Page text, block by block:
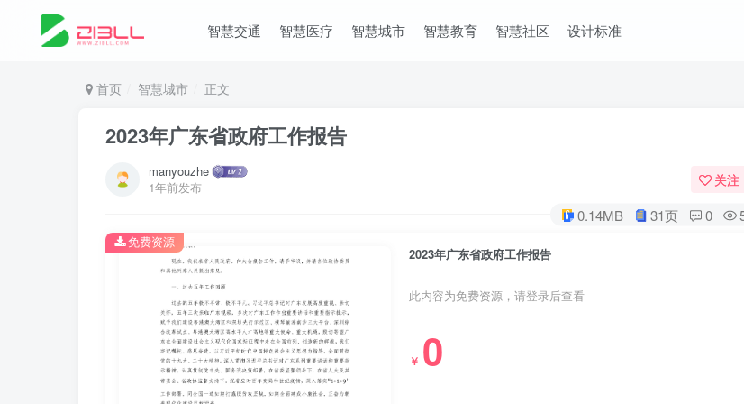
智慧交通 智慧医疗 智慧城市 智慧教育 智慧社区 设计标准
首页 智慧城市 正文
2023年广东省政府工作报告
manyouzhe
1年前发布
关注
0.14MB 31页 0
2023年广东省政府工作报告
此内容为免费资源，请登录后查看
￥ 0
免费资源